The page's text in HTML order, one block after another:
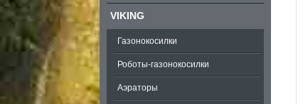
VIKING
Газонокосилки
Роботы-газонокосилки
Аэраторы